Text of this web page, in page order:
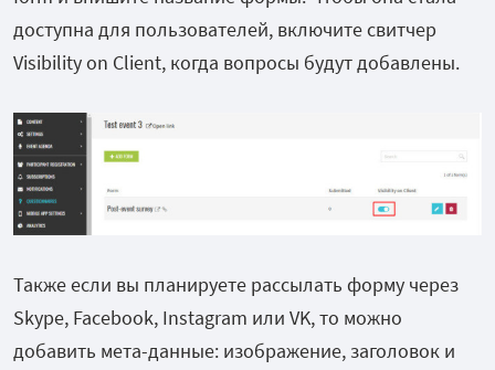
доступна для пользователей, включите свитчер
Visibility on Client, когда вопросы будут добавлены.
Также если вы планируете рассылать форму через
Skype, Facebook, Instagram или VK, то можно
добавить мета-данные: изображение, заголовок и